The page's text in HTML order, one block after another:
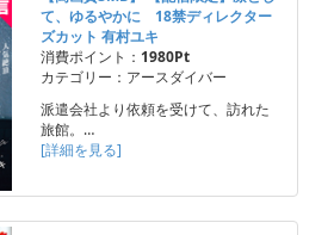
て、ゆるやかに 18禁ディレクター
ズカット 有村ユキ
消費ポイント： 1980Pt
カテゴリー：アースダイバー
派遣会社より依頼を受けて、訪れた
旅館。…
[詳細を見る]